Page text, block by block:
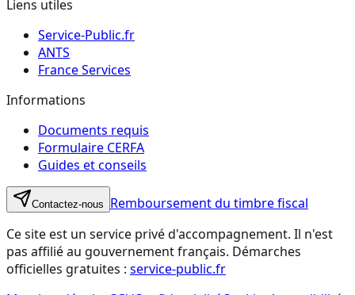
Liens utiles
Service-Public.fr
ANTS
France Services
Informations
Documents requis
Formulaire CERFA
Guides et conseils
Contactez-nous
Remboursement du timbre fiscal
Ce site est un service privé d'accompagnement. Il n'est
pas affilié au gouvernement français. Démarches
officielles gratuites : service-public.fr